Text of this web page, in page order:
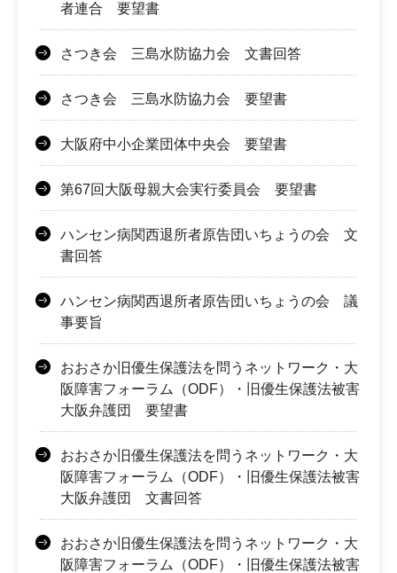
者連合 要望書
さつき会 三島水防協力会 文書回答
さつき会 三島水防協力会 要望書
大阪府中小企業団体中央会 要望書
第67回大阪母親大会実行委員会 要望書
ハンセン病関西退所者原告団いちょうの会 文
書回答
ハンセン病関西退所者原告団いちょうの会 議
事要旨
おおさか旧優生保護法を問うネットワーク・大
阪障害フォーラム（ODF）・旧優生保護法被害
大阪弁護団 要望書
おおさか旧優生保護法を問うネットワーク・大
阪障害フォーラム（ODF）・旧優生保護法被害
大阪弁護団 文書回答
おおさか旧優生保護法を問うネットワーク・大
阪障害フォーラム（ODF）・旧優生保護法被害